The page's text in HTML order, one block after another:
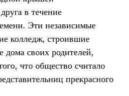
в течение
Эти независимые
колледж, строившие
своих родителей,
что общество считало
прекрасного